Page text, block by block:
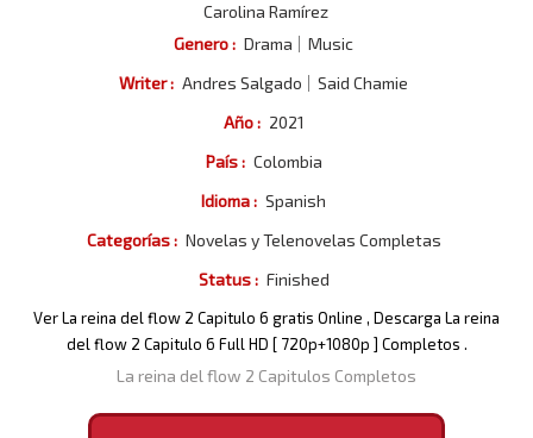
Carolina Ramírez
Genero : Drama
Music
Writer : Andres Salgado
Said Chamie
Año : 2021
País : Colombia
Idioma : Spanish
Categorías : Novelas y Telenovelas Completas
Status : Finished
Ver La reina del flow 2 Capitulo 6 gratis Online , Descarga La reina
del flow 2 Capitulo 6 Full HD [ 720p+1080p ] Completos .
La reina del flow 2 Capitulos Completos